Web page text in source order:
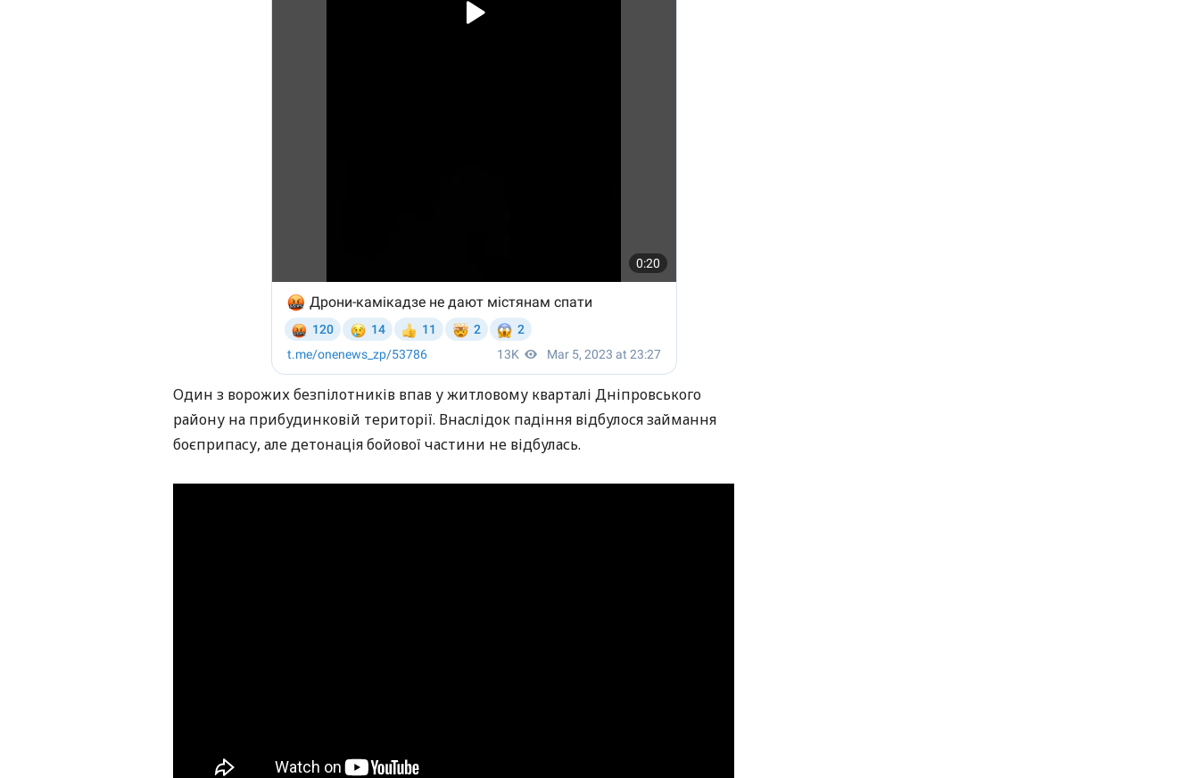
Один з ворожих безпілотників впав у житловому кварталі Дніпровського
району на прибудинковій території. Внаслідок падіння відбулося займання
боєприпасу, але детонація бойової частини не відбулась.